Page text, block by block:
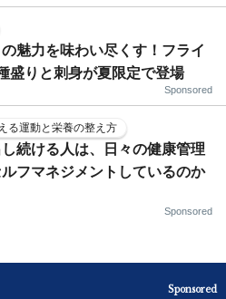
魅力を味わい尽くす！フライ
盛りと刺身が夏限定で登場
Sponsored
る運動と栄養の整え方
続ける人は、日々の健康管理
フマネジメントしているのか
Sponsored
Sponsored